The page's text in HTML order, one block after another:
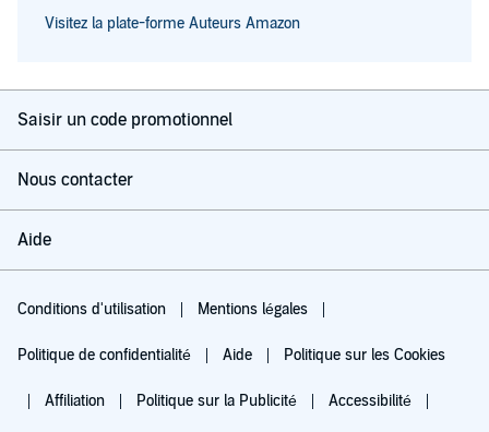
Visitez la plate-forme Auteurs Amazon
Saisir un code promotionnel
Nous contacter
Aide
Conditions d'utilisation Mentions légales
Politique de confidentialité Aide Politique sur les Cookies
Affiliation Politique sur la Publicité Accessibilité